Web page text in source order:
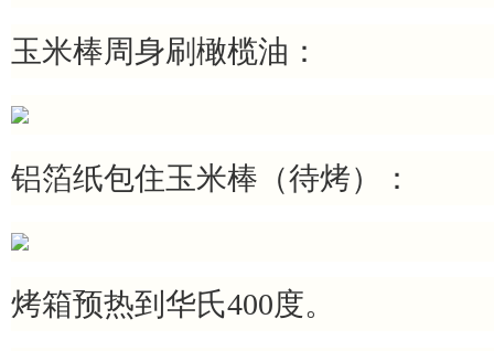
玉米棒周身刷橄榄油：
铝箔纸包住玉米棒（待烤）：
烤箱预热到华氏400度。